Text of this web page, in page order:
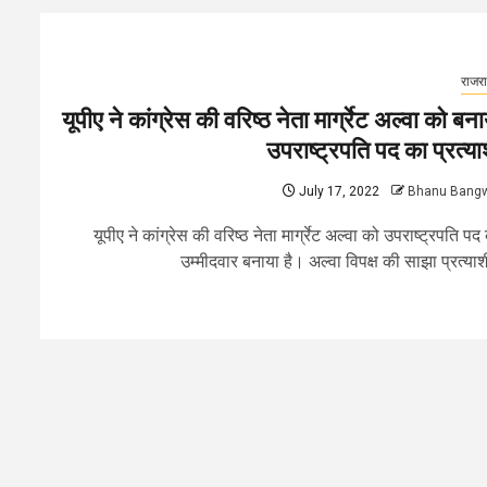
यूपीए ने कांग्रेस की वरिष्ठ नेता मार्ग्रेट अल्वा को
उपराष्ट्रपति पद का
July 17, 2022 Bhanu
यूपीए ने कांग्रेस की वरिष्ठ नेता मार्ग्रेट अल्वा को उपराष्ट्रपति पद
उम्मीदवार बनाया है। अल्वा विपक्ष की साझा